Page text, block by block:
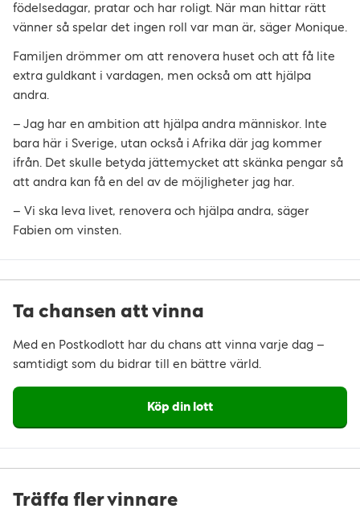
födelsedagar, pratar och har roligt. När man hittar rätt
vänner så spelar det ingen roll var man är, säger Monique.
Familjen drömmer om att renovera huset och att få lite
extra guldkant i vardagen, men också om att hjälpa
andra.
– Jag har en ambition att hjälpa andra människor. Inte
bara här i Sverige, utan också i Afrika där jag kommer
ifrån. Det skulle betyda jättemycket att skänka pengar så
att andra kan få en del av de möjligheter jag har.
– Vi ska leva livet, renovera och hjälpa andra, säger
Fabien om vinsten.
Ta chansen att vinna
Med en Postkodlott har du chans att vinna varje dag –
samtidigt som du bidrar till en bättre värld.
Köp din lott
Träffa fler vinnare